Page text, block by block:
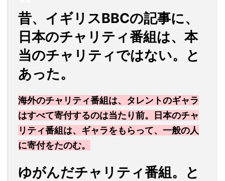
昔、イギリスBBCの記事に、
日本のチャリティ番組は、本
当のチャリティではない。と
あった。
海外のチャリティ番組は、タレントのギャラ
はすべて寄付するのは当たり前。日本のチャ
リティ番組は、ギャラをもらって、一般の人
に寄付をたのむ。
ゆがんだチャリティ番組。と